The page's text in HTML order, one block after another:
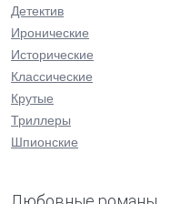
Детектив
Иронические
Исторические
Классические
Крутые
Триллеры
Шпионские